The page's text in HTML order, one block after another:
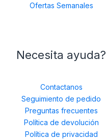
Ofertas Semanales
Necesita ayuda?
Contactanos
Seguimiento de pedido
Preguntas frecuentes
Política de devolución
Política de privacidad